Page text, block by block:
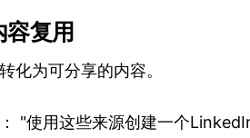
容复用
化为可分享的内容。
"使用这些来源创建一个